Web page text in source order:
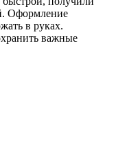
Оформление
в руках.
важные